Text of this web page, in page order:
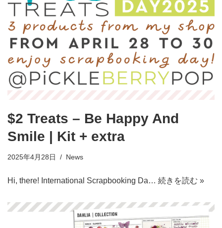
$2 Treats – Be Happy And
Smile | Kit + extra
2025年4月28日 News
Hi, there! International Scrapbooking Da… 続きを読む »